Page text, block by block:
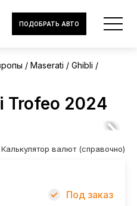
ПОДОБРАТЬ АВТО
Maserati
Ghibli
Trofeo 2024
валют (справочно)
Под заказ